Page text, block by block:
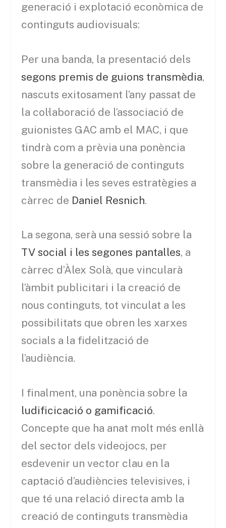
generació i explotació econòmica de
continguts audiovisuals:
Per una banda, la presentació dels
segons premis de guions transmèdia,
nascuts exitosament l’any passat de
la col·laboració de l’associació de
guionistes GAC amb el MAC, i que
tindrà com a prèvia una ponència
sobre la generació de continguts
transmèdia i les seves estratègies a
càrrec de Daniel Resnich.
La segona, serà una sessió sobre la
TV social i les segones pantalles, a
càrrec d’Àlex Solà, que vincularà
l’àmbit publicitari i la creació de
nous continguts, tot vinculat a les
possibilitats que obren les xarxes
socials a la fidelització de
l’audiència.
I finalment, una ponència sobre la
ludificicació o gamificació.
Concepte que ha anat molt més enllà
del sector dels videojocs, per
esdevenir un vector clau en la
captació d’audiències televisives, i
que té una relació directa amb la
creació de continguts transmèdia